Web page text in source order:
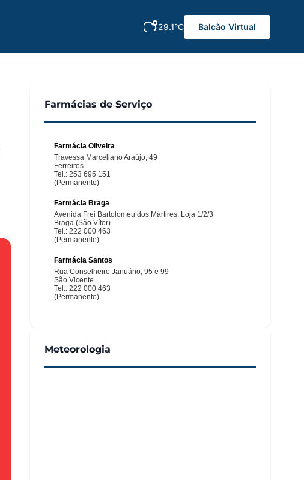
29.1°C Balcão Virtual
Farmácias de Serviço
Meteorologia